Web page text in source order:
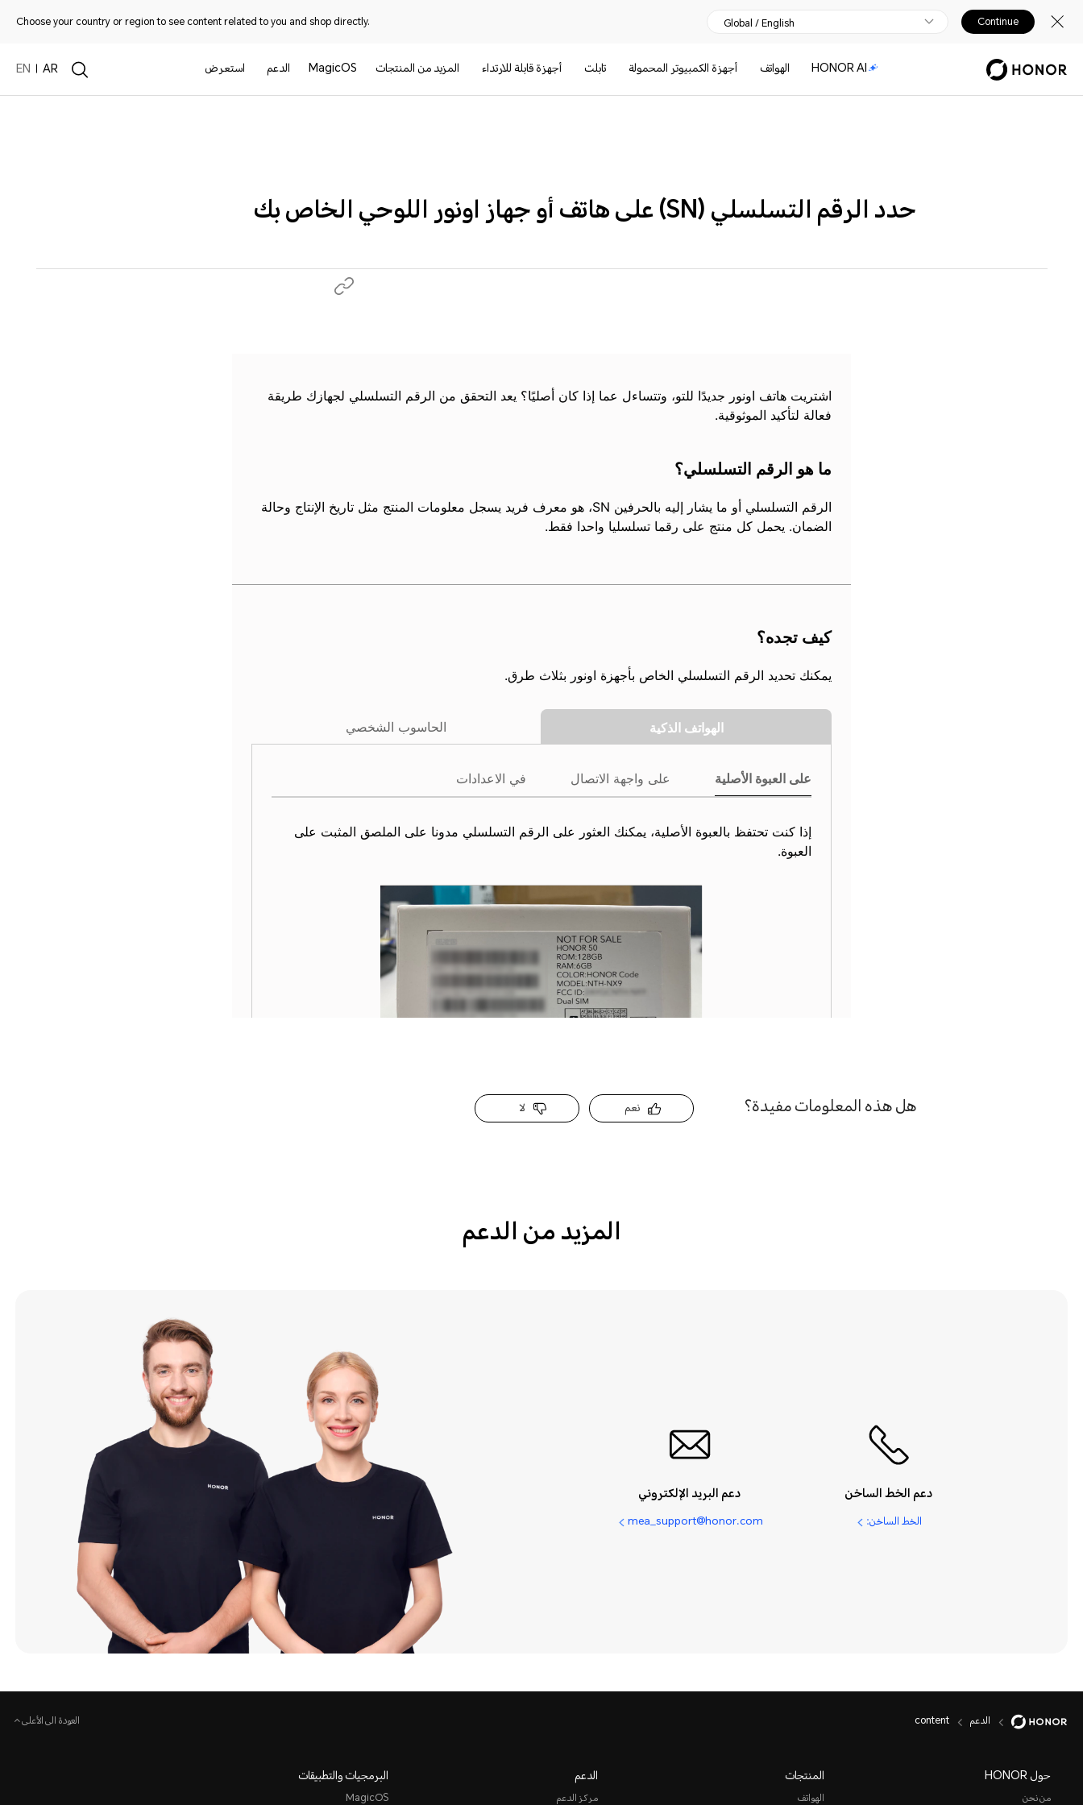
Choose your country or region to see content related to you and shop directly. Global / English Continue
HONOR AI الهواتف أجهزة الكمبيوتر المحمولة تابلت أجهزة قابلة للارتداء المزيد من المنتجات MagicOS الدعم استعرض AR
EN
حدد الرقم التسلسلي (SN) على هاتف أو جهاز اونور اللوحي الخاص بك
هل هذه المعلومات مفيدة؟ نعم لا
المزيد من الدعم
دعم الخط الساخن
الخط الساخن:
دعم البريد الإلكتروني
mea_support@honor.com
الدعم content العودة الى الأعلى
حول HONOR
من نحن
المنتجات
الهواتف
الدعم
مركز الدعم
البرمجيات والتطبيقات
MagicOS